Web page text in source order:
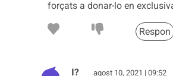
forçats a donar-lo en
Respon
I? agost 10, 2021 | 09:52